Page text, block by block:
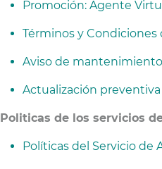
Promoción: Agente
Términos y Condiciones
Aviso de mantenimiento
Actualización
Politicas de los servicios
Políticas del Servicio de